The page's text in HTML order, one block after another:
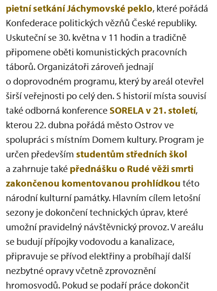
pietní setkání Jáchymovské peklo, které pořádá
Konfederace politických vězňů České republiky.
Uskuteční se 30. května v 11 hodin a tradičně
připomene oběti komunistických pracovních
táborů. Organizátoři zároveň jednají
o doprovodném programu, který by areál otevřel
širší veřejnosti po celý den. S historií místa souvisí
také odborná konference SORELA v 21. století,
kterou 22. dubna pořádá město Ostrov ve
spolupráci s místním Domem kultury. Program je
určen především studentům středních škol
a zahrnuje také přednášku o Rudé věži smrti
zakončenou komentovanou prohlídkou této
národní kulturní památky. Hlavním cílem letošní
sezony je dokončení technických úprav, které
umožní pravidelný návštěvnický provoz. V areálu
se budují přípojky vodovodu a kanalizace,
připravuje se přívod elektřiny a probíhají další
nezbytné opravy včetně zprovoznění
hromosvodů. Pokud se podaří práce dokončit